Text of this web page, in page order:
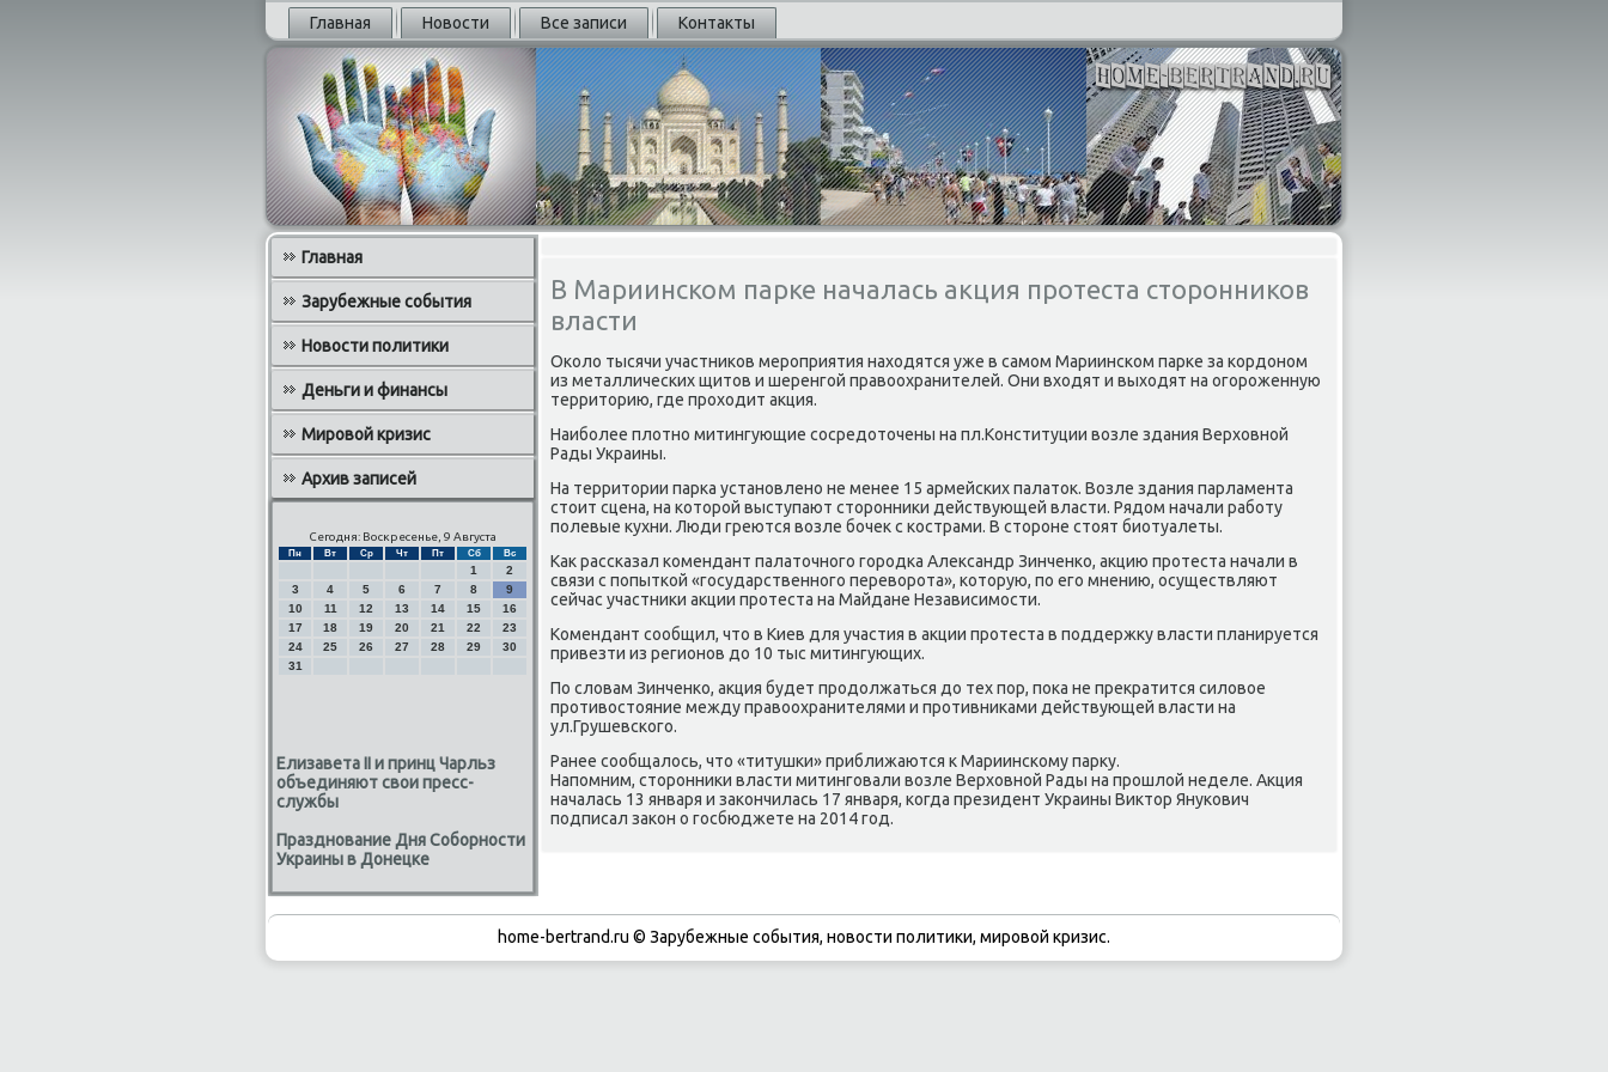
Главная Новости Все записи Контакты
Главная
Зарубежные события
Новости политики
Деньги и финансы
Мировой кризис
Архив записей
Сегодня: Воскресенье, 9 Августа
Пн Вт Ср Чт Пт Сб Вс
1
2
3
4 5 6 7 8
9
10
11 12 13 14 15
16
17
18 19 20 21 22
23
24
25 26 27 28 29
30
31
Елизавета II и принц Чарльз
объединяют свои пресс-
службы
Празднование Дня Соборности
Украины в Донецке
В Мариинском парке началась акция протеста сторонников
власти
Около тысячи участников мероприятия находятся уже в самом Мариинском парке за кордоном
из металлических щитов и шеренгой правоохранителей. Они входят и выходят на огороженную
территорию, где проходит акция.
Наиболее плотно митингующие сосредоточены на пл.Конституции возле здания Верховной
Рады Украины.
На территории парка установлено не менее 15 армейских палаток. Возле здания парламента
стоит сцена, на которой выступают сторонники действующей власти. Рядом начали работу
полевые кухни. Люди греются возле бочек с кострами. В стороне стоят биотуалеты.
Как рассказал комендант палаточного городка Александр Зинченко, акцию протеста начали в
связи с попыткой «государственного переворота», которую, по его мнению, осуществляют
сейчас участники акции протеста на Майдане Независимости.
Комендант сообщил, что в Киев для участия в акции протеста в поддержку власти планируется
привезти из регионов до 10 тыс митингующих.
По словам Зинченко, акция будет продолжаться до тех пор, пока не прекратится силовое
противостояние между правоохранителями и противниками действующей власти на
ул.Грушевского.
Ранее сообщалось, что «титушки» приближаются к Мариинскому парку.
Напомним, сторонники власти митинговали возле Верховной Рады на прошлой неделе. Акция
началась 13 января и закончилась 17 января, когда президент Украины Виктор Янукович
подписал закон о госбюджете на 2014 год.
home-bertrand.ru © Зарубежные события, новости политики, мировой кризис.